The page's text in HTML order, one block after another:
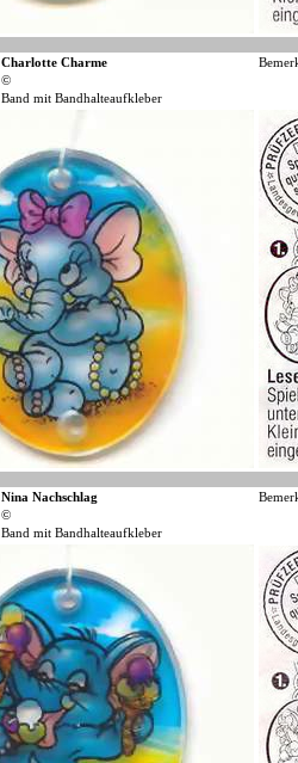
Charlotte Charme
©
Band mit Bandhalteaufkleber
Nina Nachschlag
©
Band mit Bandhalteaufkleber